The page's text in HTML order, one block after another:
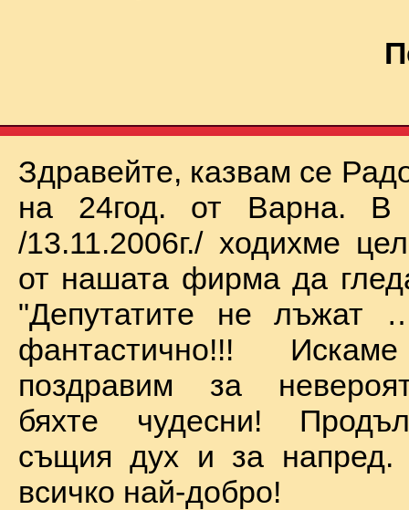
Здравейте, казвам се
на 24год. от Варна. В
/13.11.2006г./ ходихме
от нашата фирма да
"Депутатите не
фантастично!!!
поздравим за
бяхте чудесни!
същия дух и за
всичко най-добро!